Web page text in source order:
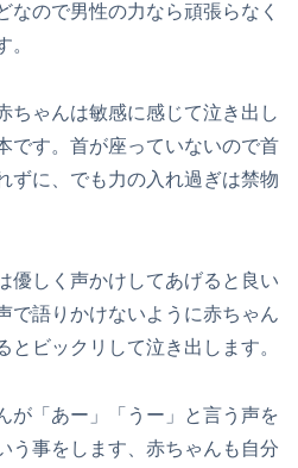
なので男性の力なら頑張らなく
。
ちゃんは敏感に感じて泣き出し
です。首が座っていないので首
ずに、でも力の入れ過ぎは禁物
優しく声かけしてあげると良い
で語りかけないように赤ちゃん
とビックリして泣き出します。
が「あー」「うー」と言う声を
う事をします、赤ちゃんも自分